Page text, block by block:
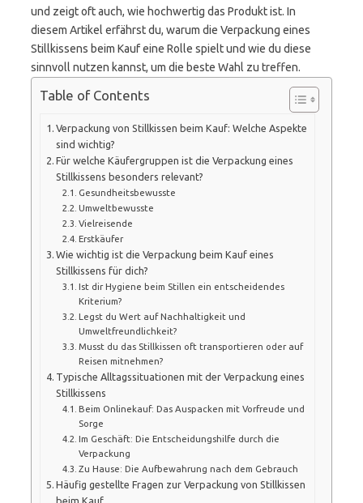
und zeigt oft auch, wie hochwertig das Produkt ist. In
diesem Artikel erfährst du, warum die Verpackung eines
Stillkissens beim Kauf eine Rolle spielt und wie du diese
sinnvoll nutzen kannst, um die beste Wahl zu treffen.
Table of Contents
Verpackung von Stillkissen beim Kauf: Welche Aspekte
sind wichtig?
Für welche Käufergruppen ist die Verpackung eines
Stillkissens besonders relevant?
Gesundheitsbewusste
Umweltbewusste
Vielreisende
Erstkäufer
Wie wichtig ist die Verpackung beim Kauf eines
Stillkissens für dich?
Ist dir Hygiene beim Stillen ein entscheidendes
Kriterium?
Legst du Wert auf Nachhaltigkeit und
Umweltfreundlichkeit?
Musst du das Stillkissen oft transportieren oder auf
Reisen mitnehmen?
Typische Alltagssituationen mit der Verpackung eines
Stillkissens
Beim Onlinekauf: Das Auspacken mit Vorfreude und
Sorge
Im Geschäft: Die Entscheidungshilfe durch die
Verpackung
Zu Hause: Die Aufbewahrung nach dem Gebrauch
Häufig gestellte Fragen zur Verpackung von Stillkissen
beim Kauf